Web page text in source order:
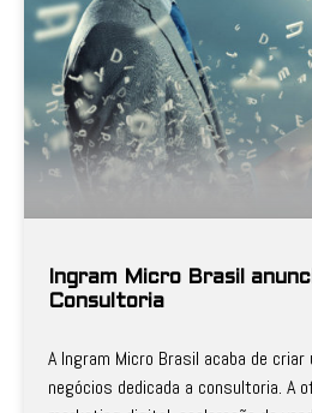
Ingram Micro Brasil
Consultoria
A Ingram Micro Brasil acaba de criar
negócios dedicada a consultoria. A